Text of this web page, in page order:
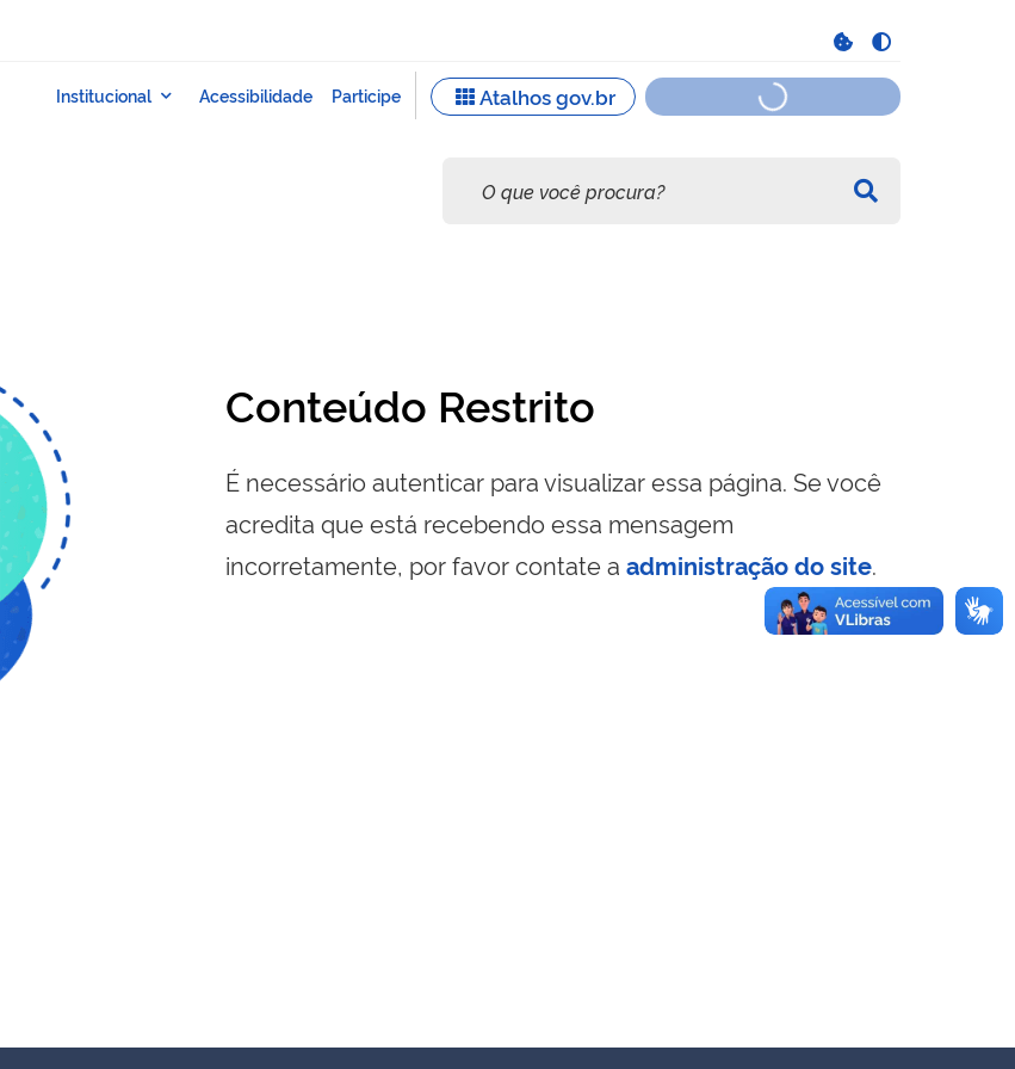
Conteúdo Restrito
É necessário autenticar para visualizar essa página. Se você
acredita que está recebendo essa mensagem
incorretamente, por favor contate a administração do site.